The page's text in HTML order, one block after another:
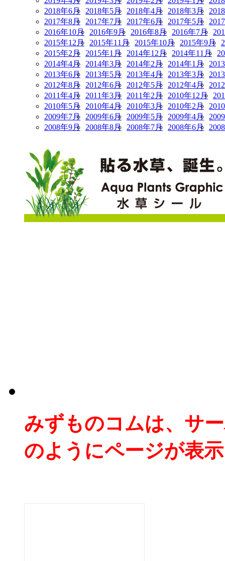
2018年6月
2018年5月 2018年4月 2018年3月
2017年8月
2017年7月 2017年6月 2017年5月
2016年10月
2016年9月 2016年8月 2016年7月
2015年12月
2015年11月 2015年10月 2015年9月
2015年2月
2015年1月 2014年12月 2014年11月
2014年4月
2014年3月 2014年2月 2014年1月
2013年6月
2013年5月 2013年4月 2013年3月
2012年8月
2012年6月 2012年5月 2012年4月
2011年4月
2011年3月 2011年2月 2010年12月
2010年5月
2010年4月 2010年3月 2010年2月
2009年7月
2009年6月 2009年5月 2009年4月
2008年9月
2008年8月 2008年7月 2008年6月
みずものコムは、サ
のようにページが表